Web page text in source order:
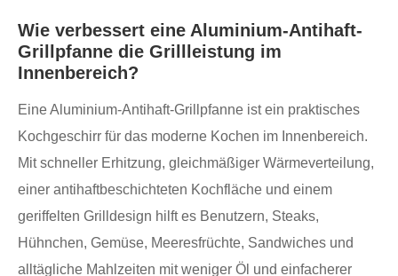
Wie verbessert eine Aluminium-Antihaft-
Grillpfanne die Grillleistung im
Innenbereich?
Eine Aluminium-Antihaft-Grillpfanne ist ein praktisches
Kochgeschirr für das moderne Kochen im Innenbereich.
Mit schneller Erhitzung, gleichmäßiger Wärmeverteilung,
einer antihaftbeschichteten Kochfläche und einem
geriffelten Grilldesign hilft es Benutzern, Steaks,
Hühnchen, Gemüse, Meeresfrüchte, Sandwiches und
alltägliche Mahlzeiten mit weniger Öl und einfacherer